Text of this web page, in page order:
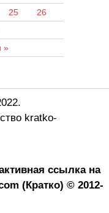
»
25
26
kratko-
ссылка на
(Кратко) © 2012-